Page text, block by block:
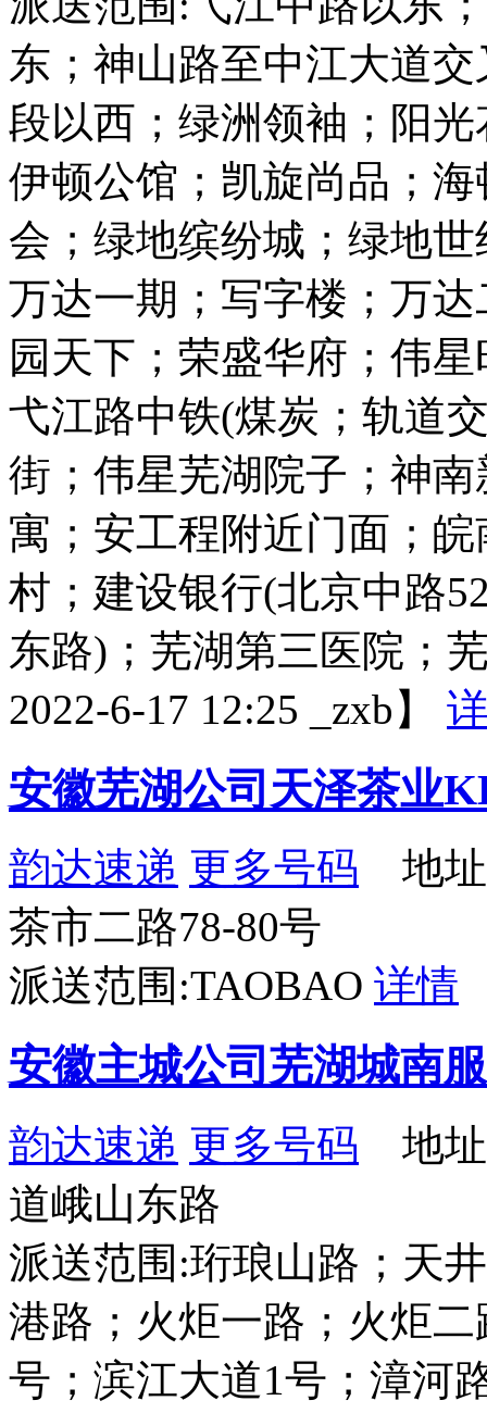
东；神山路至中江大道
段以西；绿洲领袖；阳
伊顿公馆；凯旋尚品；
会；绿地缤纷城；绿地
万达一期；写字楼；万
园天下；荣盛华府；伟
弋江路中铁(煤炭；轨道
街；伟星芜湖院子；神
寓；安工程附近门面；
村；建设银行(北京中路
东路)；芜湖第三医院；
2022-6-17 12:25 _zxb】
安徽芜湖公司天泽茶业
韵达速递 更多号码 地址
茶市二路78-80号
派送范围:TAOBAO 详情
安徽主城公司芜湖城南
韵达速递 更多号码 地址
道峨山东路
派送范围:珩琅山路；天
港路；火炬一路；火炬
号；滨江大道1号；漳河